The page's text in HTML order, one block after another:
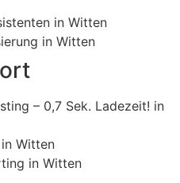
in Witten
in Witten
– 0,7 Sek. Ladezeit! in
Witten
in Witten